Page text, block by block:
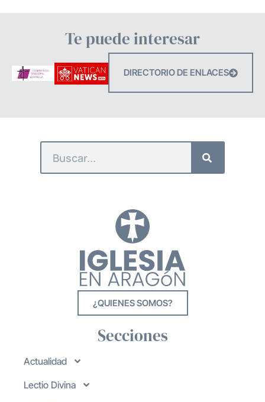
Te puede interesar
DIRECTORIO DE ENLACES
¿QUIENES SOMOS?
Secciones
Actualidad
Lectio Divina